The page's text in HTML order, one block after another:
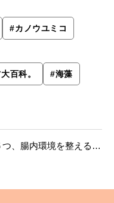
#カノウユミコ
百科。 #海藻
、腸内環境を整える食